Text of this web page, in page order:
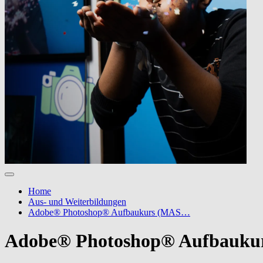
Home
Aus- und Weiterbildungen
Adobe® Photoshop® Aufbaukurs (MAS…
Adobe® Photoshop®